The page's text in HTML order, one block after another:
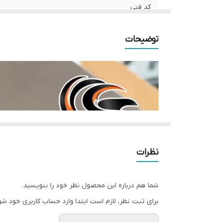
کد فنی
نوع محصول
وارد کننده
توضیحات
نظرات
شما هم درباره این محصول نظر خود را بنویسید.
برای ثبت نظر، لازم است ابتدا وارد حساب کاربری خود